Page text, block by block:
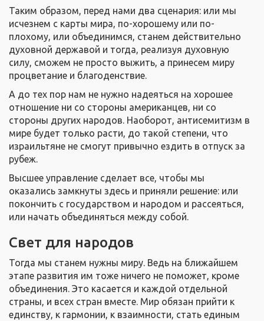
Таким образом, перед нами два сценария: или мы
исчезнем с карты мира, по-хорошему или по-
плохому, или объединимся, станем действительно
духовной державой и тогда, реализуя духовную
силу, сможем не просто выжить, а принесем миру
процветание и благоденствие.
А до тех пор нам не нужно надеяться на хорошее
отношение ни со стороны американцев, ни со
стороны других народов. Наоборот, антисемитизм в
мире будет только расти, до такой степени, что
израильтяне не смогут привычно ездить в отпуск за
рубеж.
Высшее управление сделает все, чтобы мы
оказались замкнуты здесь и приняли решение: или
покончить с государством и народом и рассеяться,
или начать объединяться между собой.
Свет для народов
Тогда мы станем нужны миру. Ведь на ближайшем
этапе развития им тоже ничего не поможет, кроме
объединения. Это касается и каждой отдельной
страны, и всех стран вместе. Мир обязан прийти к
единству, к гармонии, к взаимности, стать единым